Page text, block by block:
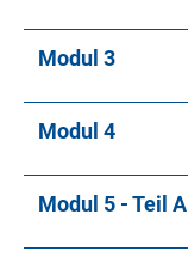
Modul 3
Modul 4
Modul 5 - Teil A